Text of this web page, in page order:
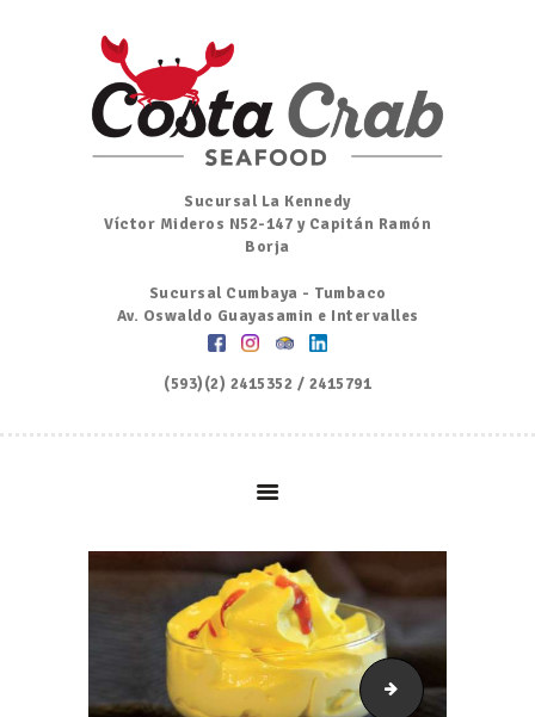
Sucursal La Kennedy
Víctor Mideros N52-147 y Capitán Ramón
Borja
Sucursal Cumbaya - Tumbaco
Av. Oswaldo Guayasamin e Intervalles
(593)(2) 2415352 / 2415791
Inicio
Nosotros
Menú
Ordena por Whatsapp
Promociones
Torta_CostaCrab